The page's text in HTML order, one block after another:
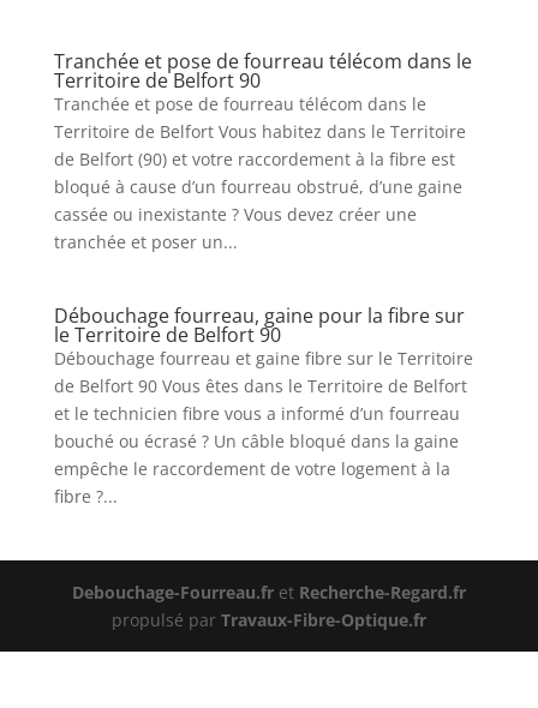
Tranchée et pose de fourreau télécom dans le
Territoire de Belfort 90
Tranchée et pose de fourreau télécom dans le
Territoire de Belfort Vous habitez dans le Territoire
de Belfort (90) et votre raccordement à la fibre est
bloqué à cause d’un fourreau obstrué, d’une gaine
cassée ou inexistante ? Vous devez créer une
tranchée et poser un...
Débouchage fourreau, gaine pour la fibre sur
le Territoire de Belfort 90
Débouchage fourreau et gaine fibre sur le Territoire
de Belfort 90 Vous êtes dans le Territoire de Belfort
et le technicien fibre vous a informé d’un fourreau
bouché ou écrasé ? Un câble bloqué dans la gaine
empêche le raccordement de votre logement à la
fibre ?...
Debouchage-Fourreau.fret Recherche-Regard.fr
propulsé par Travaux-Fibre-Optique.fr